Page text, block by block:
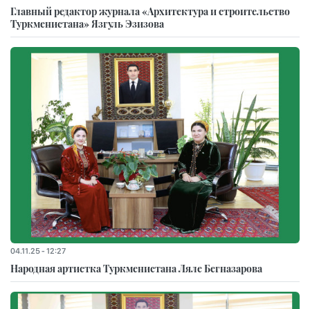
Главный редактор журнала «Архитектура и строительство
Туркменистана» Язгуль Эзизова
04.11.25 - 12:27
Народная артистка Туркменистана Ляле Бегназарова